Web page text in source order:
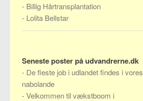
- Billig Hårtransplantation
- Lolita Bellstar
Seneste poster på udvandrerne.dk
- De fleste job i udlandet findes i vores
nabolande
-Velkommen til vækstboom i